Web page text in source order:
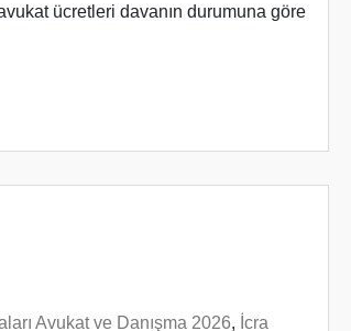
ücretleri davanın durumuna göre
Avukat ve Danışma 2026, İcra